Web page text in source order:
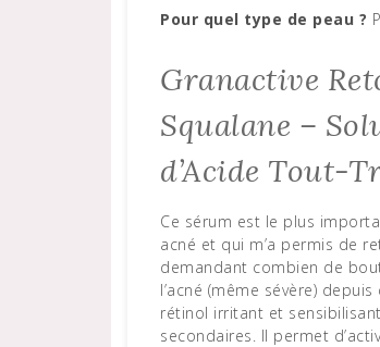
Pour quel type de peau ?
Granactive
Squalane –
d’Acide Tout-
Ce sérum est le plus
acné et qui m’a permis de
demandant combien de
l’acné (même sévère)
rétinol irritant et
secondaires. Il permet